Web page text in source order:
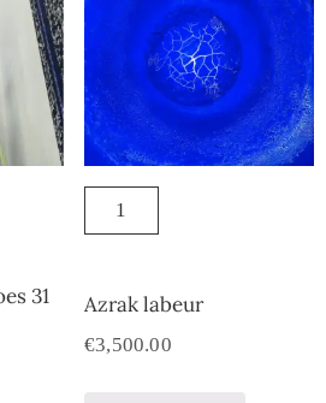
31 Azrak labeur
€3,500.00